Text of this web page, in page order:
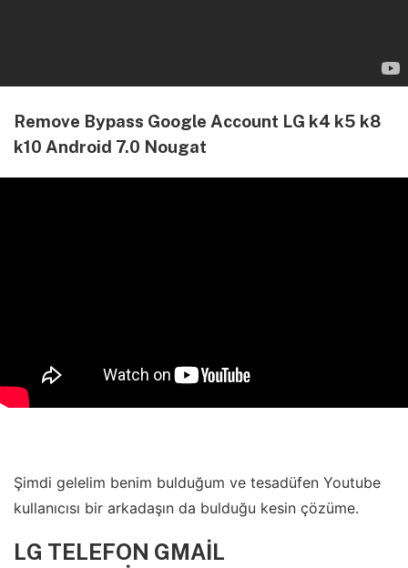
Remove Bypass Google Account LG k4 k5 k8
k10 Android 7.0 Nougat
Şimdi gelelim benim bulduğum ve tesadüfen Youtube
kullanıcısı bir arkadaşın da bulduğu kesin çözüme.
LG TELEFON GMAİL